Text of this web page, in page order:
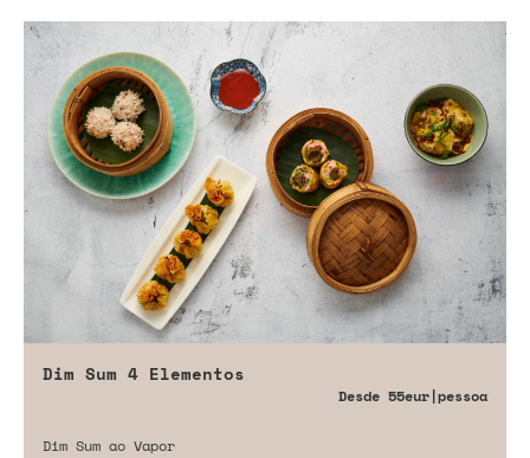
Dim Sum 4 Elementos
Desde 55eur|pessoa
Dim Sum ao Vapor